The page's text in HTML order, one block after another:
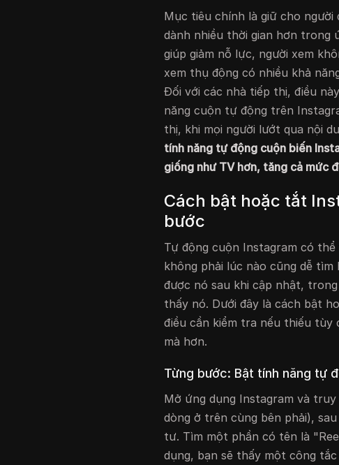
Mục tiêu chính là giữ cho người
dành nhiều thời gian hơn trong
giúp giảm nỗ lực, người xem
xem thụ động có nhiều khả
Đối với các nhà tiếp thị, điều
năng cuộn tự động trên
thị, khi mọi người lướt qua nội
tính năng tự động cuộn biến
giống như TV hơn, tăng cả mức
Cách bật hoặc tắt
bước
Tự động cuộn Instagram có
không phải lúc nào cũng dễ
được nó sau khi cập nhật,
thấy nó. Dưới đây là cách bật
điều cần kiểm tra nếu thiếu tùy
mà hơn.
Từng bước: Bật tính năng tự
Mở ứng dụng Instagram và
dòng ở trên cùng bên phải),
tư. Tìm một phần có tên là
dụng, bạn sẽ thấy một công